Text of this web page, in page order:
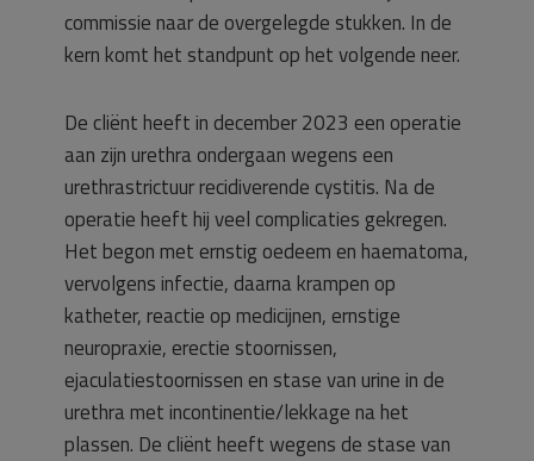
commissie naar de overgelegde stukken. In de
kern komt het standpunt op het volgende neer.
De cliënt heeft in december 2023 een operatie
aan zijn urethra ondergaan wegens een
urethrastrictuur recidiverende cystitis. Na de
operatie heeft hij veel complicaties gekregen.
Het begon met ernstig oedeem en haematoma,
vervolgens infectie, daarna krampen op
katheter, reactie op medicijnen, ernstige
neuropraxie, erectie stoornissen,
ejaculatiestoornissen en stase van urine in de
urethra met incontinentie/lekkage na het
plassen. De cliënt heeft wegens de stase van